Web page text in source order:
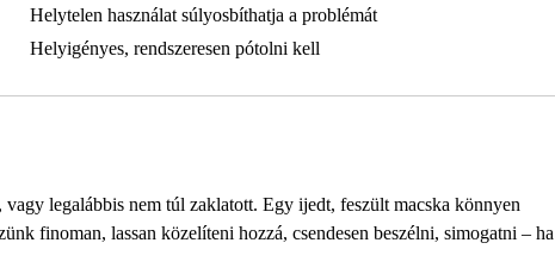
Helytelen használat súlyosbíthatja a problémát
Helyigényes, rendszeresen pótolni kell
legalábbis nem túl zaklatott. Egy ijedt, feszült macska könnyen
finoman, lassan közelíteni hozzá, csendesen beszélni, simogatni – ha